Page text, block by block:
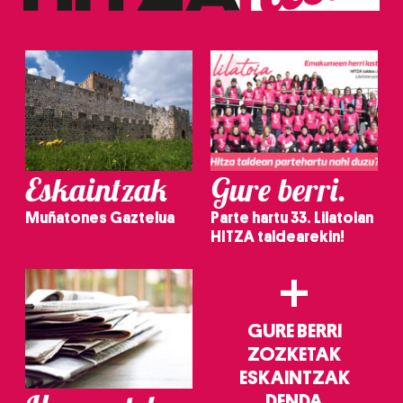
Eskaintzak
Muñatones Gaztelua
Gure berri.
Parte hartu 33. Lilatoian
HITZA taldearekin!
+
GURE BERRI
ZOZKETAK
ESKAINTZAK